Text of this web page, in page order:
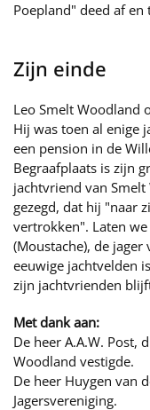
Poepland" deed af en
Zijn einde
Leo Smelt Woodland
Hij was toen al enige
een pension in de
Begraafplaats is zijn
jachtvriend van
gezegd, dat hij "naar
vertrokken". Laten
(Moustache), de
eeuwige jachtvelden
zijn jachtvrienden
Met dank aan:
De heer A.A.W. Post,
Woodland vestigde.
De heer Huygen van
Jagersvereniging.